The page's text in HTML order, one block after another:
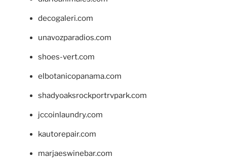
decogaleri.com
unavozparadios.com
shoes-vert.com
elbotanicopanama.com
shadyoaksrockportrvpark.com
jccoinlaundry.com
kautorepair.com
marjaeswinebar.com